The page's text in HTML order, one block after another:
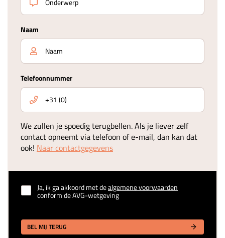
Naam
Telefoonnummer
We zullen je spoedig terugbellen. Als je liever zelf
contact opneemt via telefoon of e-mail, dan kan dat
ook! Naar contactgegevens
Ja, ik ga akkoord met dealgemene voorwaarden
conform de AVG-wetgeving
BEL MIJ TERUG